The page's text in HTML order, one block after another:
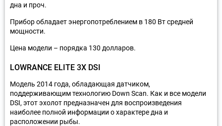
дна и проч.
Прибор обладает энергопотреблением в 180 Вт средней
мощности.
Цена модели – порядка 130 долларов.
LOWRANCE ELITE 3X DSI
Модель 2014 года, обладающая датчиком,
поддерживающим технологию Down Scan. Как и все модели
DSI, этот эхолот предназначен для воспроизведения
наиболее полной информации о характере дна и
расположении рыбы.